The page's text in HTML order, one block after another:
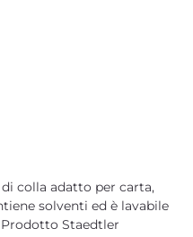
colla adatto per carta,
solventi ed è lavabile
Staedtler